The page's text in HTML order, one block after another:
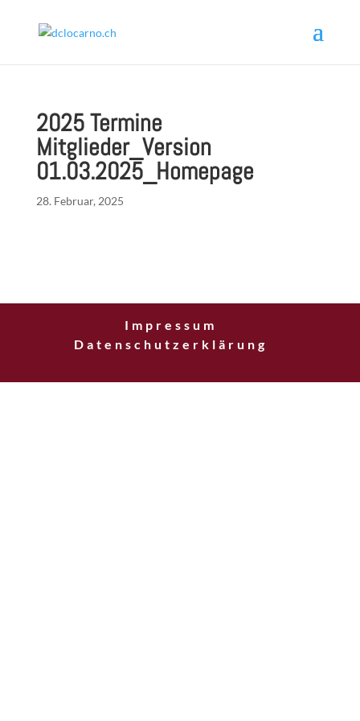
2025 Termine
Mitglieder_Version
01.03.2025_Homepage
28. Februar, 2025
Impressum
Datenschutzerklärung